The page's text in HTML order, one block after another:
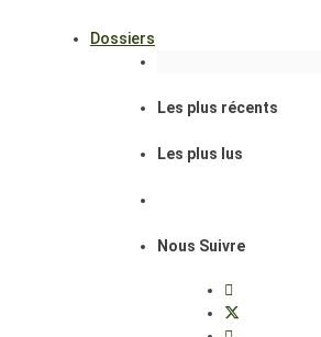
Dossiers
Les plus récents
Les plus lus
Nous Suivre